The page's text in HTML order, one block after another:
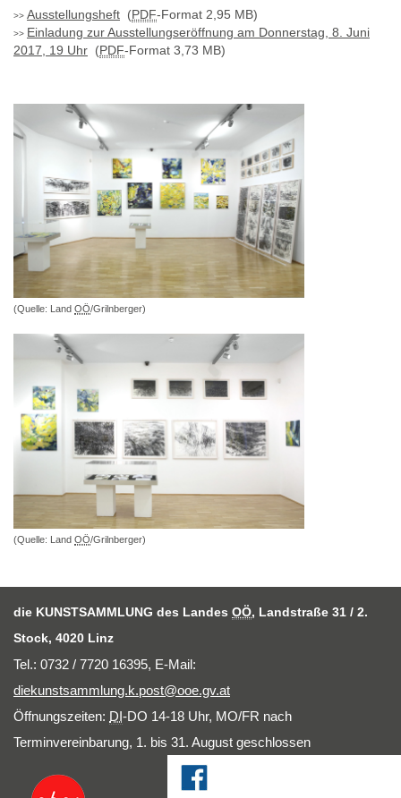
Ausstellungsheft (PDF-Format 2,95 MB)
Einladung zur Ausstellungseröffnung am Donnerstag, 8. Juni
2017, 19 Uhr (PDF-Format 3,73 MB)
(Quelle: Land OÖ/Grilnberger)
(Quelle: Land OÖ/Grilnberger)
die KUNSTSAMMLUNG des Landes OÖ, Landstraße 31 / 2.
Stock, 4020 Linz
Tel.: 0732 / 7720 16395, E-Mail:
diekunstsammlung.k.post@ooe.gv.at
Öffnungszeiten: DI-DO 14-18 Uhr, MO/FR nach
Terminvereinbarung, 1. bis 31. August geschlossen